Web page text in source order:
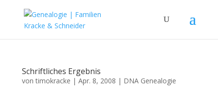
Schriftliches Ergebnis
vontimokracke | Apr. 8, 2008 | DNA Genealogie